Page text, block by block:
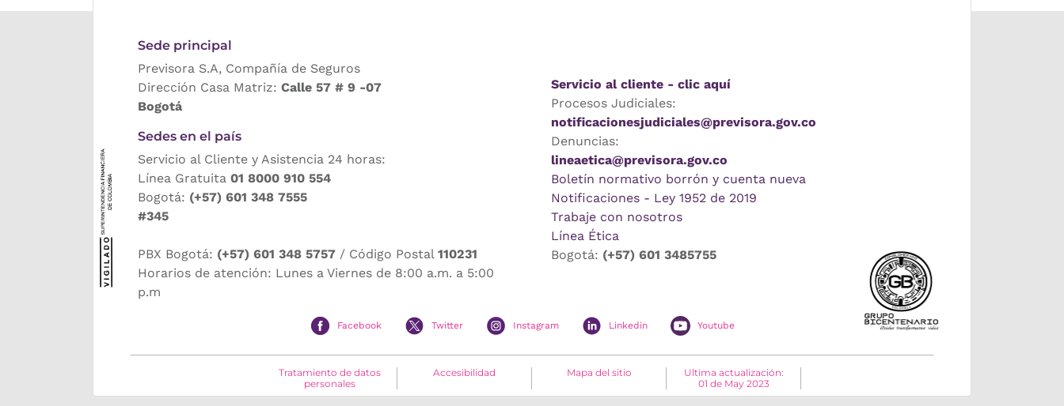
Sede principal
Previsora S.A, Compañía de Seguros
Dirección Casa Matriz: Calle 57 # 9 -07
Bogotá
Sedes en el país
Servicio al Cliente y Asistencia 24 horas:
Línea Gratuita 01 8000 910 554
Bogotá: (+57) 601 348 7555
#345
PBX Bogotá: (+57) 601 348 5757 / Código Postal 110231
Horarios de atención: Lunes a Viernes de 8:00 a.m. a 5:00
p.m
Servicio al cliente - clic aquí
Procesos Judiciales:
notificacionesjudiciales@previsora.gov.co
Denuncias:
lineaetica@previsora.gov.co
Boletín normativo borrón y cuenta nueva
Notificaciones - Ley 1952 de 2019
Trabaje con nosotros
Línea Ética
Bogotá: (+57) 601 3485755
Facebook Twitter Instagram Linkedin Youtube
Tratamiento de datos
personales
Accesibilidad Mapa del sitio
Ultima actualización:
01 de May 2023